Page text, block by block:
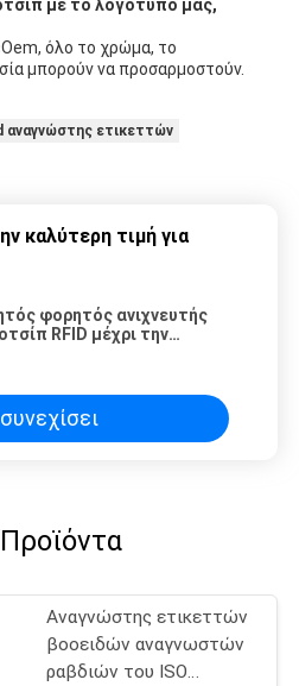
με το λογότυπό μας,
όλο το χρώμα, το
μπορούν να προσαρμοστούν.
αναγνώστης ετικεττών
καλύτερη τιμή για
φορητός ανιχνευτής
RFID μέχρι την
Αναγνώστης ετικεττών
βοοειδών αναγνωστών
ραβδιών του ISO